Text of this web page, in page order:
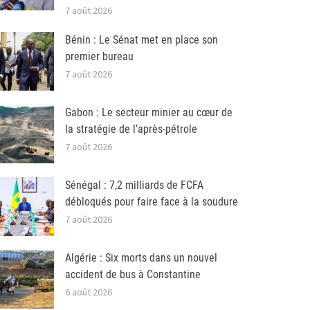
7 août 2026
Bénin : Le Sénat met en place son
premier bureau
7 août 2026
Gabon : Le secteur minier au cœur de
la stratégie de l’après-pétrole
7 août 2026
Sénégal : 7,2 milliards de FCFA
débloqués pour faire face à la soudure
7 août 2026
Algérie : Six morts dans un nouvel
accident de bus à Constantine
6 août 2026